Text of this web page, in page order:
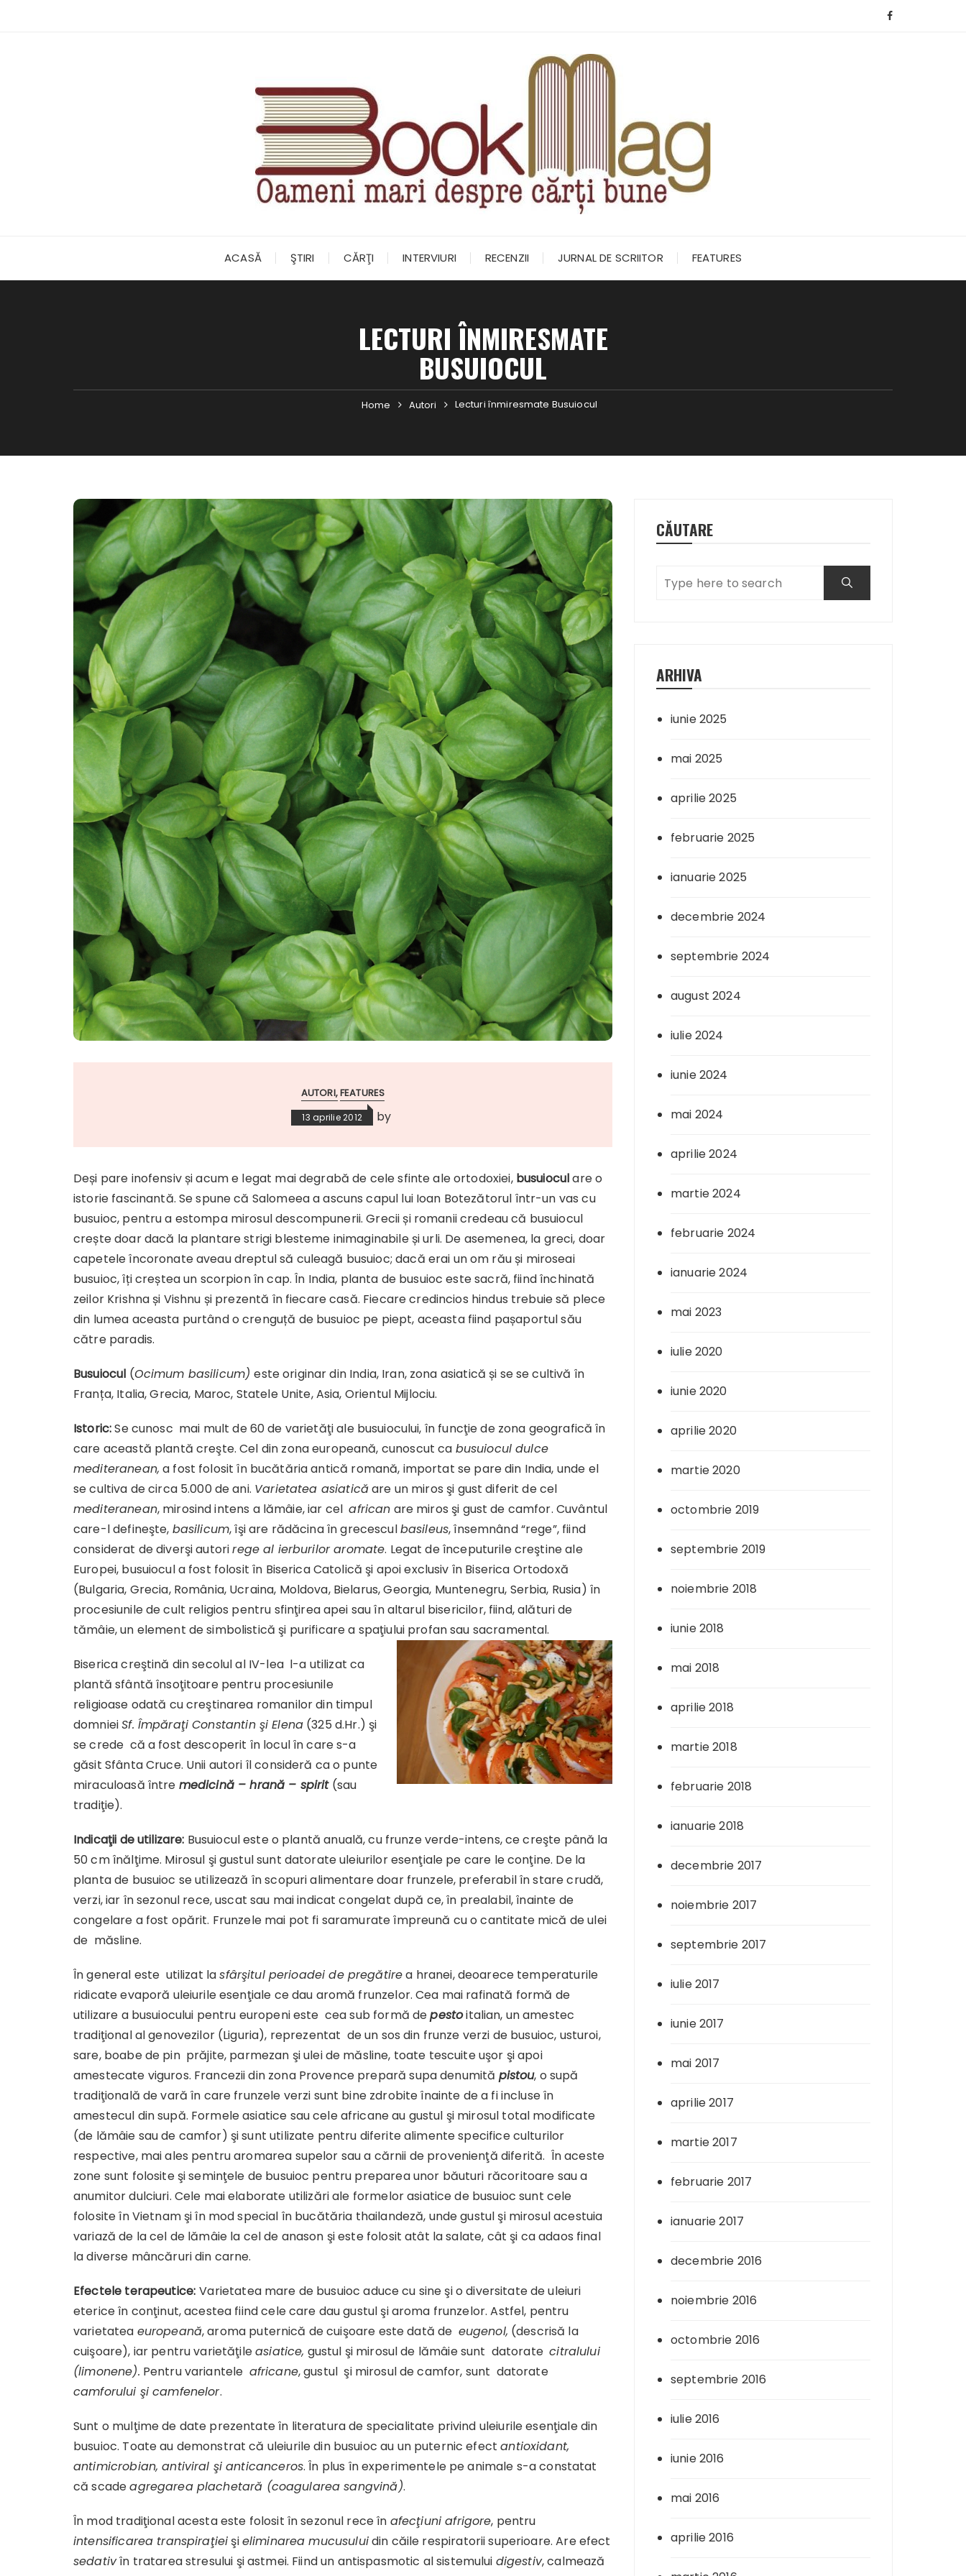
ACASĂ ŞTIRI CĂRŢI INTERVIURI RECENZII JURNAL DE SCRIITOR FEATURES
LECTURI ÎNMIRESMATE
BUSUIOCUL
Home Autori Lecturi înmiresmate Busuiocul
AUTORI FEATURES
13 aprilie 2012 by
Deși pare inofensiv și acum e legat mai degrabă de cele sfinte ale ortodoxiei, busuioculare o
istorie fascinantă. Se spune că Salomeea a ascuns capul lui Ioan Botezătorul într-un vas cu
busuioc, pentru a estompa mirosul descompunerii. Grecii și romanii credeau că busuiocul
crește doar dacă la plantare strigi blesteme inimaginabile și urli. De asemenea, la greci, doar
capetele încoronate aveau dreptul să culeagă busuioc; dacă erai un om rău și miroseai
busuioc, îți creștea un scorpion în cap. În India, planta de busuioc este sacră, fiind închinată
zeilor Krishna și Vishnu și prezentă în fiecare casă. Fiecare credincios hindus trebuie să plece
din lumea aceasta purtând o crenguță de busuioc pe piept, aceasta fiind pașaportul său
către paradis.
Busuiocul (Ocimum basilicum)este originar din India, Iran, zona asiatică și se se cultivă în
Franța, Italia, Grecia, Maroc, Statele Unite, Asia, Orientul Mijlociu.
Istoric:Se cunosc mai mult de 60 de varietăţi ale busuiocului, în funcţie de zona geografică în
care această plantă creşte. Cel din zona europeană, cunoscut ca busuiocul dulce
mediteranean, a fost folosit în bucătăria antică romană, importat se pare din India, unde el
se cultiva de circa 5.000 de ani. Varietatea asiaticăare un miros şi gust diferit de cel
mediteranean, mirosind intens a lămâie, iar celafrican are miros şi gust de camfor. Cuvântul
care-l defineşte, basilicum, îşi are rădăcina în grecesculbasileus, însemnând “rege”, fiind
considerat de diverşi autorirege al ierburilor aromate. Legat de începuturile creştine ale
Europei, busuiocul a fost folosit în Biserica Catolică şi apoi exclusiv în Biserica Ortodoxă
(Bulgaria, Grecia, România, Ucraina, Moldova, Bielarus, Georgia, Muntenegru, Serbia, Rusia) în
procesiunile de cult religios pentru sfinţirea apei sau în altarul bisericilor, fiind, alături de
tămâie, un element de simbolistică şi purificare a spaţiului profan sau sacramental.
Biserica creştină din secolul al IV-lea l-a utilizat ca
plantă sfântă însoţitoare pentru procesiunile
religioase odată cu creştinarea romanilor din timpul
domnieiSf. Împăraţi Constantin şi Elena (325 d.Hr.) şi
se crede că a fost descoperit în locul în care s-a
găsit Sfânta Cruce. Unii autori îl consideră ca o punte
miraculoasă între medicină – hrană – spirit(sau
tradiţie).
Indicaţii de utilizare: Busuiocul este o plantă anuală, cu frunze verde-intens, ce creşte până la
50 cm înălţime. Mirosul şi gustul sunt datorate uleiurilor esenţiale pe care le conţine. De la
planta de busuioc se utilizează în scopuri alimentare doar frunzele, preferabil în stare crudă,
verzi, iar în sezonul rece, uscat sau mai indicat congelat după ce, în prealabil, înainte de
congelare a fost opărit. Frunzele mai pot fi saramurate împreună cu o cantitate mică de ulei
de măsline.
În general este utilizat lasfârşitul perioadei de pregătirea hranei, deoarece temperaturile
ridicate evaporă uleiurile esenţiale ce dau aromă frunzelor. Cea mai rafinată formă de
utilizare a busuiocului pentru europeni este cea sub formă depestoitalian, un amestec
tradiţional al genovezilor (Liguria), reprezentat de un sos din frunze verzi de busuioc, usturoi,
sare, boabe de pin prăjite, parmezan şi ulei de măsline, toate tescuite uşor şi apoi
amestecate viguros. Francezii din zona Provence prepară supa denumită pistou, o supă
tradiţională de vară în care frunzele verzi sunt bine zdrobite înainte de a fi incluse în
amestecul din supă. Formele asiatice sau cele africane au gustul şi mirosul total modificate
(de lămâie sau de camfor) şi sunt utilizate pentru diferite alimente specifice culturilor
respective, mai ales pentru aromarea supelor sau a cărnii de provenienţă diferită. În aceste
zone sunt folosite şi seminţele de busuioc pentru preparea unor băuturi răcoritoare sau a
anumitor dulciuri. Cele mai elaborate utilizări ale formelor asiatice de busuioc sunt cele
folosite în Vietnam şi în mod special în bucătăria thailandeză, unde gustul şi mirosul acestuia
variază de la cel de lămâie la cel de anason şi este folosit atât la salate, cât şi ca adaos final
la diverse mâncăruri din carne.
Efectele terapeutice: Varietatea mare de busuioc aduce cu sine şi o diversitate de uleiuri
eterice în conţinut, acestea fiind cele care dau gustul şi aroma frunzelor. Astfel, pentru
varietatea europeană, aroma puternică de cuişoare este dată de eugenol, (descrisă la
cuişoare), iar pentru varietăţileasiatice, gustul şi mirosul de lămâie sunt datoratecitralului
(limonene). Pentru variantele africane, gustul şi mirosul de camfor, sunt datorate
camforului şi camfenelor.
Sunt o mulţime de date prezentate în literatura de specialitate privind uleiurile esenţiale din
busuioc. Toate au demonstrat că uleiurile din busuioc au un puternic efectantioxidant,
antimicrobian, antiviral şi anticanceros. În plus în experimentele pe animale s-a constatat
că scadeagregarea plachetară (coagularea sangvină).
În mod tradiţional acesta este folosit în sezonul rece în afecţiuni afrigore, pentru
intensificarea transpiraţiei şieliminarea mucusuluidin căile respiratorii superioare. Are efect
sedativîn tratarea stresului şi astmei. Fiind un antispasmotic al sistemului digestiv, calmează
CĂUTARE
ARHIVA
iunie 2025
mai 2025
aprilie 2025
februarie 2025
ianuarie 2025
decembrie 2024
septembrie 2024
august 2024
iulie 2024
iunie 2024
mai 2024
aprilie 2024
martie 2024
februarie 2024
ianuarie 2024
mai 2023
iulie 2020
iunie 2020
aprilie 2020
martie 2020
octombrie 2019
septembrie 2019
noiembrie 2018
iunie 2018
mai 2018
aprilie 2018
martie 2018
februarie 2018
ianuarie 2018
decembrie 2017
noiembrie 2017
septembrie 2017
iulie 2017
iunie 2017
mai 2017
aprilie 2017
martie 2017
februarie 2017
ianuarie 2017
decembrie 2016
noiembrie 2016
octombrie 2016
septembrie 2016
iulie 2016
iunie 2016
mai 2016
aprilie 2016